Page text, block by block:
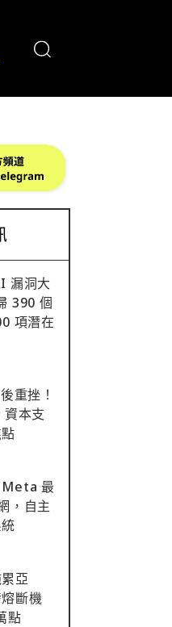
漏洞大
390 個
項潛在
重挫！
本支
Meta 最
，自主
亞
斷機
點